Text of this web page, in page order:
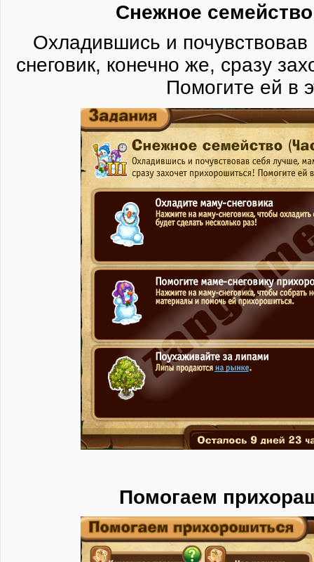
Снежное семейство
Охладившись и
снеговик, конечно же, сразу
Помогите ей в
​Помогаем